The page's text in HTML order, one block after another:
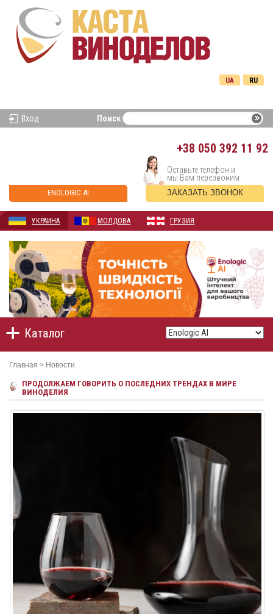
RU
UA
Вход Поиск
+38 050 392 11 92
ENOLOGIC AI
Оставьте телефон и
мы Вам перезвоним
ЗАКАЗАТЬ ЗВОНОК
УКРАИНА МОЛДОВА ГРУЗИЯ
Каталог
Главная > Новости
ПРОДОЛЖАЕМ ГОВОРИТЬ О ПОСЛЕДНИХ ТРЕНДАХ В МИРЕ
ВИНОДЕЛИЯ